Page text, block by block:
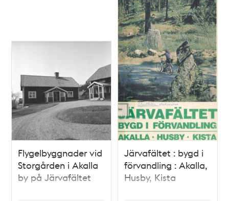
Flygelbyggnader vid
Storgården i Akalla
by på Järvafältet
Järvafältet : bygd i
förvandling : Akalla,
Husby, Kista